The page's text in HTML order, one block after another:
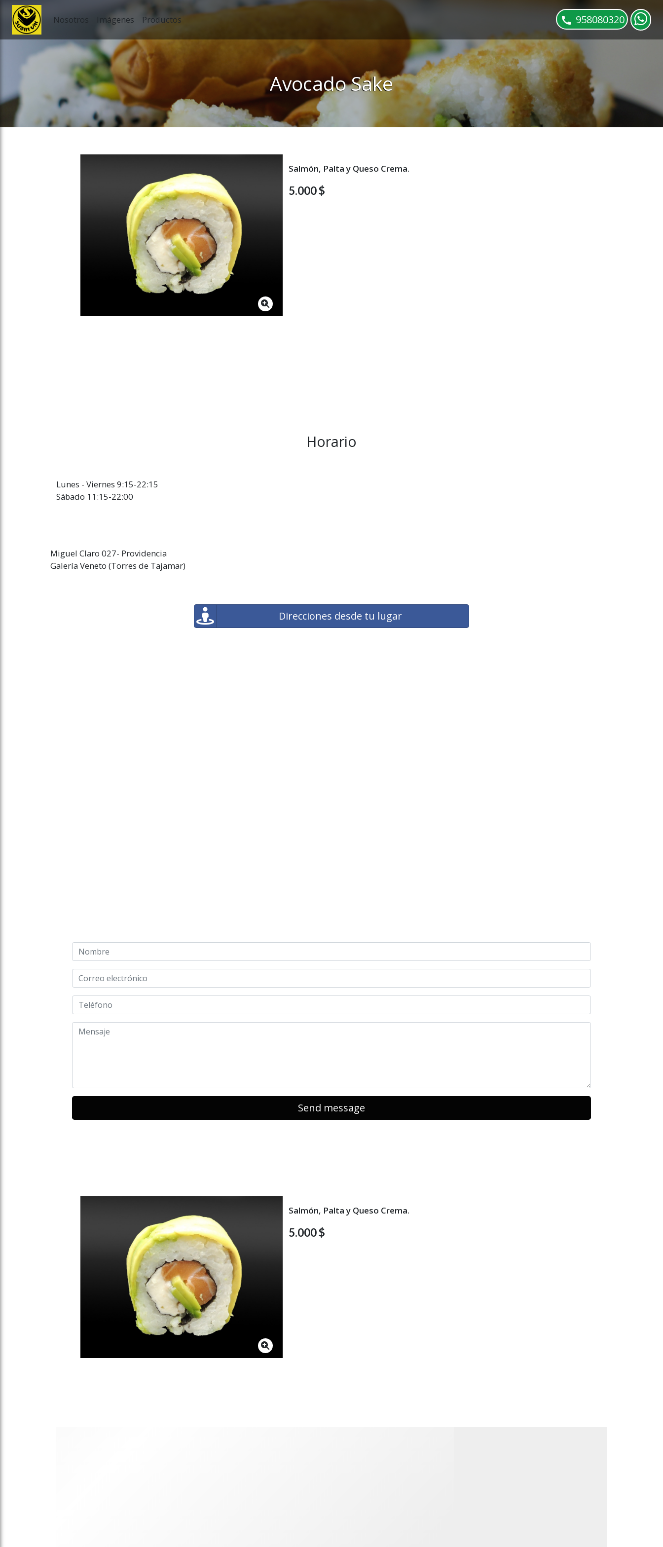
slideout menu.
Nosotros Imágenes Productos 958080320
Avocado Sake
Salmón, Palta y Queso Crema.
5.000 $
Horario
Lunes - Viernes 9:15-22:15
Sábado 11:15-22:00
Miguel Claro 027- Providencia
Galería Veneto (Torres de Tajamar)
Direcciones desde tu lugar
Salmón, Palta y Queso Crema.
5.000 $